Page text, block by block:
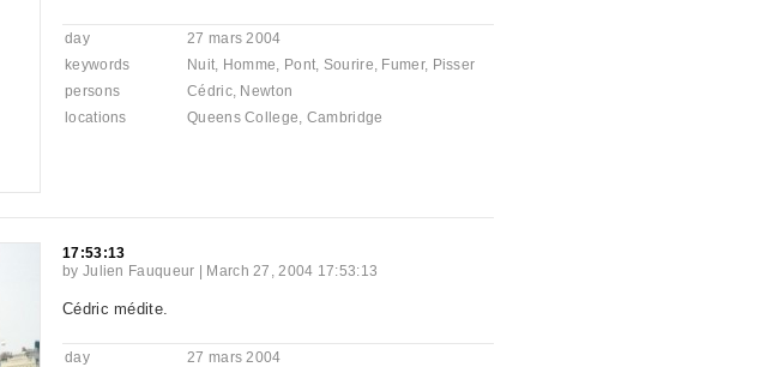
day
27 mars 2004
keywords
Nuit, Homme, Pont, Sourire, Fumer, Pisser
persons
Cédric, Newton
locations
Queens College, Cambridge
17:53:13
by Julien Fauqueur March 27, 2004 17:53:13
Cédric médite.
day
27 mars 2004